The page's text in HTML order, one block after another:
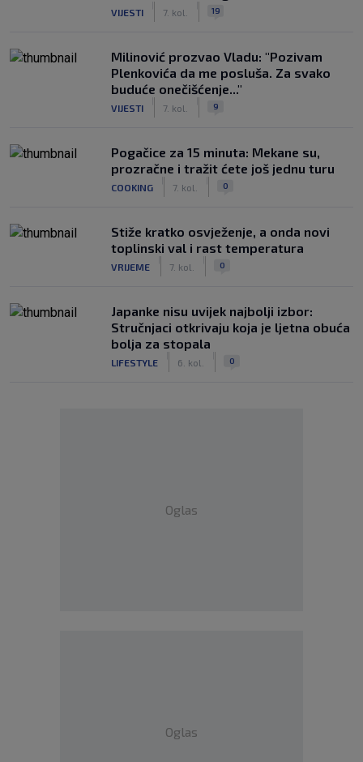
VIJESTI 7. kol. 19
Milinović prozvao Vladu: "Pozivam
Plenkovića da me posluša. Za svako
buduće onečišćenje..."
VIJESTI 7. kol. 9
Pogačice za 15 minuta: Mekane su,
prozračne i tražit ćete još jednu turu
COOKING 7. kol. 0
Stiže kratko osvježenje, a onda novi
toplinski val i rast temperatura
VRIJEME 7. kol. 0
Japanke nisu uvijek najbolji izbor:
Stručnjaci otkrivaju koja je ljetna obuća
bolja za stopala
LIFESTYLE 6. kol. 0
Oglas
Oglas